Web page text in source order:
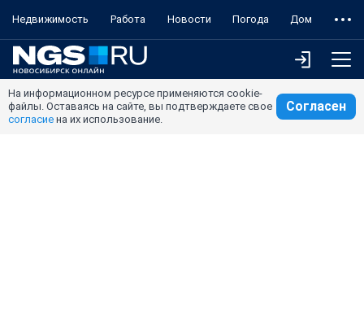
Недвижимость Работа Новости Погода Дом
На информационном ресурсе применяются cookie-
файлы. Оставаясь на сайте, вы подтверждаете свое
согласие на их использование.
Согласен